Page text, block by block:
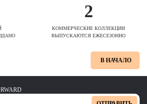
2
КОММЕРЧЕСКИЕ КОЛЛЕКЦИИ
ВЫПУСКАЮТСЯ ЕЖЕСЕЗОННО
В НАЧАЛО